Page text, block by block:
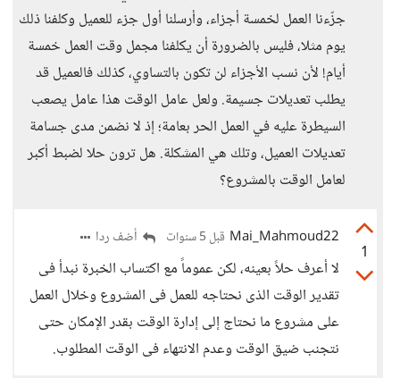
جزّءنا العمل لخمسة أجزاء، وأرسلنا أول جزء للعميل وكلفنا ذلك
يوم مثلا، فليس بالضرورة أن يكلفنا مجمل وقت العمل خمسة
أيام! لأن نسب الأجزاء لن تكون بالتساوي، كذلك فالعميل قد
يطلب تعديلات جسيمة. ولعل عامل الوقت هذا عامل يصعب
السيطرة عليه في العمل الحر بعامة؛ إذ لا نضمن مدى جسامة
تعديلات العميل، وتلك هي المشكلة. هل ترون حلا لضبط أكبر
لعامل الوقت بالمشروع؟
1
Mai_Mahmoud22 قبل 5 سنوات أضف ردا
لا أعرف حلاً بعينه، لكن عموماً مع اكتساب الخبرة نبدأ فى
تقدير الوقت الذى نحتاجه للعمل فى المشروع وخلال العمل
على مشروع ما نحتاج إلى إدارة الوقت بقدر الإمكان حتى
نتجنب ضيق الوقت وعدم الانتهاء فى الوقت المطلوب.